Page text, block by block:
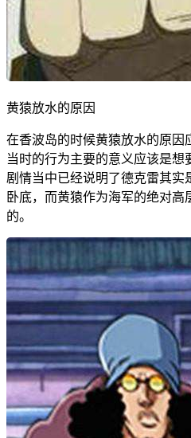
黄猿放水的原因
在香波岛的时候黄猿放水的原因
当时的行为主要的意义应该是
剧情当中已经说明了德克雷其实
卧底，而黄猿作为海军的绝对高
的。